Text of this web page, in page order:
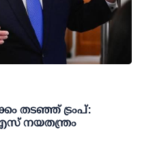
തടഞ്ഞ് ട്രംപ്:
നയതന്ത്രം